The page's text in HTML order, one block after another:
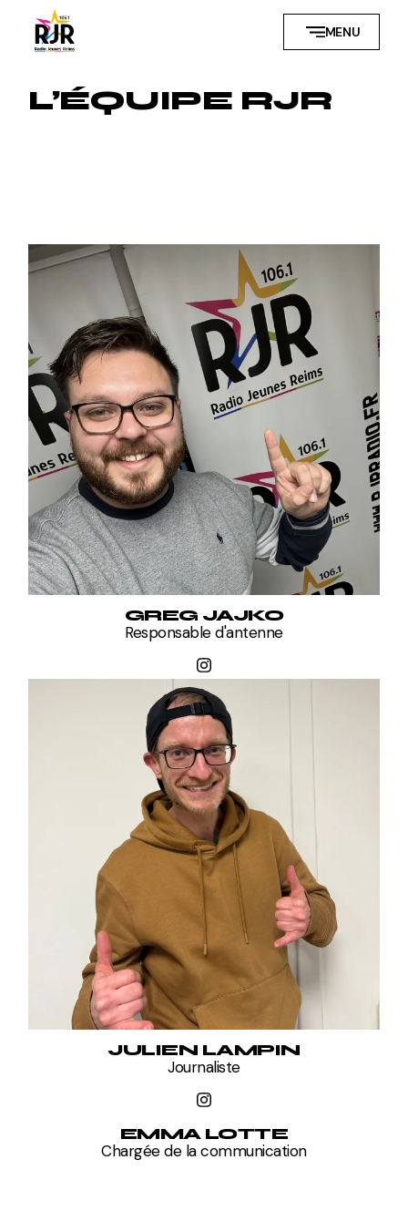
MENU
L’ÉQUIPE RJR
GREG JAJKO
Responsable d'antenne
JULIEN LAMPIN
Journaliste
EMMA LOTTE
Chargée de la communication